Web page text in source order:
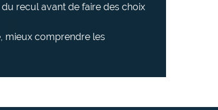
recul avant de faire des choix
mieux comprendre les